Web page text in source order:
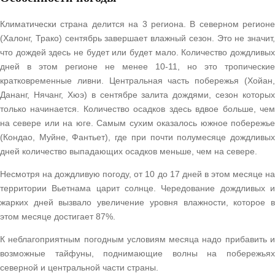
Климатически страна делится на 3 региона. В северном регионе
(Халонг, Трако) сентябрь завершает влажный сезон. Это не значит,
что дождей здесь не будет или будет мало. Количество дождливых
дней в этом регионе не менее 10-11, но это тропические
кратковременные ливни. Центральная часть побережья (Хойан,
Дананг, Нячанг, Хюэ) в сентябре залита дождями, сезон которых
только начинается. Количество осадков здесь вдвое больше, чем
на севере или на юге. Самым сухим оказалось южное побережье
(Кондао, Муйне, Фантьет), где при почти полумесяце дождливых
дней количество выпадающих осадков меньше, чем на севере.
Несмотря на дождливую погоду, от 10 до 17 дней в этом месяце на
территории Вьетнама царит солнце. Чередование дождливых и
жарких дней вызвало увеличение уровня влажности, которое в
этом месяце достигает 87%.
К неблагоприятным погодным условиям месяца надо прибавить и
возможные тайфуны, поднимающие волны на побережьях
северной и центральной части страны.